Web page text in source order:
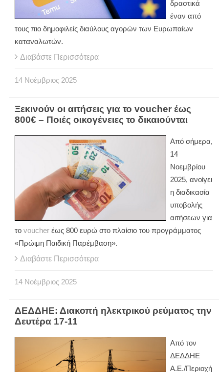
δραστικά
έναν από
τους πιο δημοφιλείς διαύλους αγορών των Ευρωπαίων
καταναλωτών.
Διαβάστε Περισσότερα
14 Νοέμβριος 2025
Ξεκινούν οι αιτήσεις για το voucher έως
800€ – Ποιές οικογένειες το δικαιούνται
Από σήμερα,
14
Νοεμβρίου
2025, ανοίγει
η διαδικασία
υποβολής
αιτήσεων για
το voucher έως 800 ευρώ στο πλαίσιο του προγράμματος
«Πρώιμη Παιδική Παρέμβαση».
Διαβάστε Περισσότερα
14 Νοέμβριος 2025
ΔΕΔΔΗΕ: Διακοπή ηλεκτρικού ρεύματος την
Δευτέρα 17-11
Από τον
ΔΕΔΔΗΕ
Α.Ε./Περιοχή